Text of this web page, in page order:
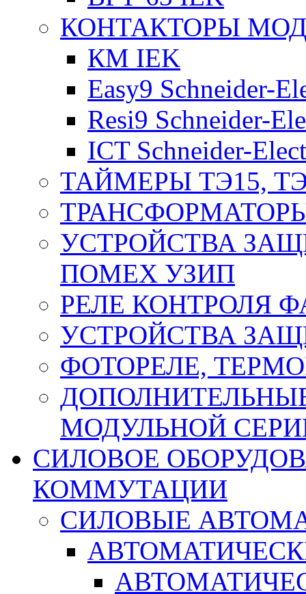
КОНТАКТОРЫ
КМ IEK
Easy9 Schneider-
Resi9 Schneider-
ICT Schneider-
ТАЙМЕРЫ ТЭ15,
УСТРОЙСТВА
ПОМЕХ УЗИП
РЕЛЕ КОНТРОЛЯ
УСТРОЙСТВА
ФОТОРЕЛЕ,
МОДУЛЬНОЙ
СИЛОВОЕ
КОММУТАЦИИ
СИЛОВЫЕ